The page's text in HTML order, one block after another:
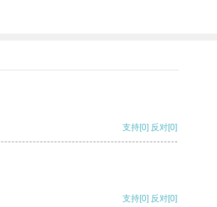
支持[0] 反对[0]
支持[0] 反对[0]